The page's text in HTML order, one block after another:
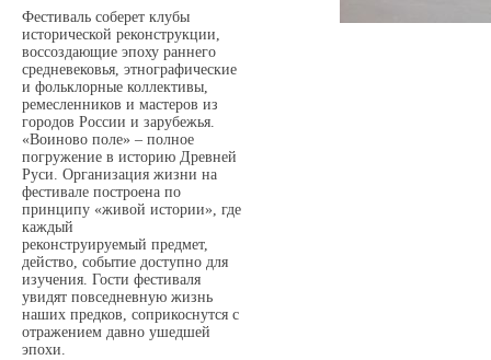
Фестиваль соберет клубы
исторической реконструкции,
воссоздающие эпоху раннего
средневековья, этнографические
и фольклорные коллективы,
ремесленников и мастеров из
городов России и зарубежья.
«Воиново поле» – полное
погружение в историю Древней
Руси. Организация жизни на
фестивале построена по
принципу «живой истории», где
каждый
реконструируемый предмет,
действо, событие доступно для
изучения. Гости фестиваля
увидят повседневную жизнь
наших предков, соприкоснутся с
отражением давно ушедшей
эпохи.